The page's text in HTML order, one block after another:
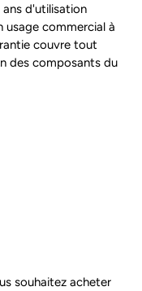
d'utilisation
usage commercial à
couvre tout
des composants du
souhaitez acheter